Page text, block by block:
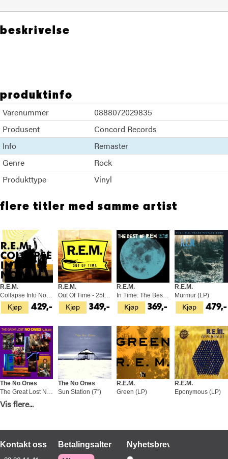
beskrivelse
produktinfo
Varenummer
0888072029835
Produsent
Concord Records
Info
Remaster
Genre
Rock
Produkttype
Vinyl
flere titler med samme artist
Kjøp
R.E.M.
Collapse Into Now (LP)
429,- Kjøp
R.E.M.
Out Of Time - 25th Anniversary Ed. (LP)
349,- Kjøp
R.E.M.
In Time: The Best of 1988-2003 (2LP)
369,- Kjøp
R.E.M.
Murmur (LP)
479,-
Kjøp
The No Ones
349,-
The No Ones
Sun Station (7'')
R.E.M.
Green (LP)
R.E.M.
Eponymous (LP)
Vis flere...
Kontakt oss BetalingsalternativerNyhetsbrev